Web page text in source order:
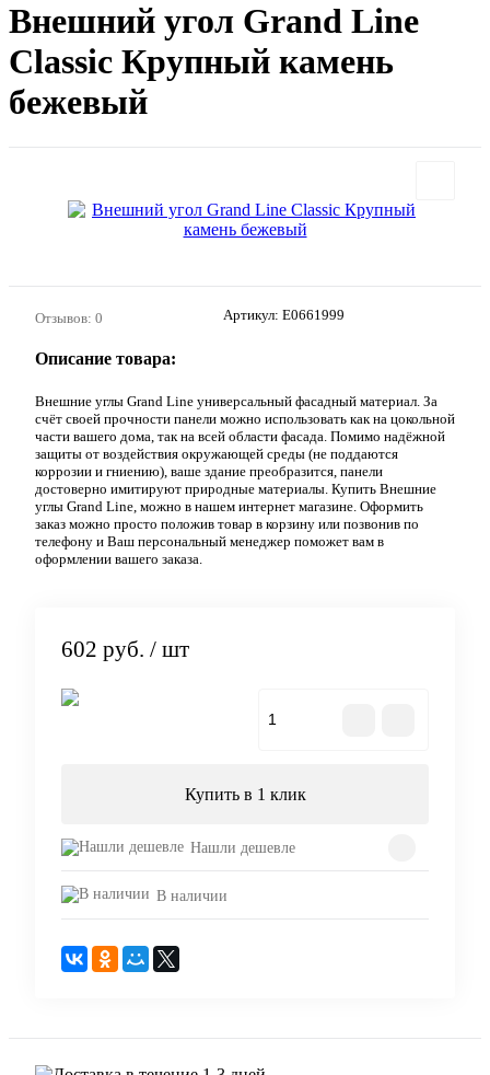
Внешний угол Grand Line
Classic Крупный камень
бежевый
Отзывов: 0 Артикул: E0661999
Описание товара:
Внешние углы Grand Line универсальный фасадный материал. За
счёт своей прочности панели можно использовать как на цокольной
части вашего дома, так на всей области фасада. Помимо надёжной
защиты от воздействия окружающей среды (не поддаются
коррозии и гниению), ваше здание преобразится, панели
достоверно имитируют природные материалы. Купить Внешние
углы Grand Line, можно в нашем интернет магазине. Оформить
заказ можно просто положив товар в корзину или позвонив по
телефону и Ваш персональный менеджер поможет вам в
оформлении вашего заказа.
602 руб. / шт
Купить в 1 клик
Нашли дешевле
В наличии